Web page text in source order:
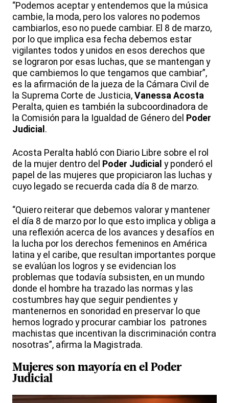
“Podemos aceptar y entendemos que la música
cambie, la moda, pero los valores no podemos
cambiarlos, eso no puede cambiar. El 8 de marzo,
por lo que implica esa fecha debemos estar
vigilantes todos y unidos en esos derechos que
se lograron por esas luchas, que se mantengan y
que cambiemos lo que tengamos que cambiar”,
es la afirmación de la jueza de la Cámara Civil de
la Suprema Corte de Justicia, Vanessa Acosta
Peralta, quien es también la subcoordinadora de
la Comisión para la Igualdad de Género del Poder
Judicial .
Acosta Peralta habló con Diario Libre sobre el rol
de la mujer dentro del Poder Judicial y ponderó el
papel de las mujeres que propiciaron las luchas y
cuyo legado se recuerda cada día 8 de marzo.
“Quiero reiterar que debemos valorar y mantener
el día 8 de marzo por lo que esto implica y obliga a
una reflexión acerca de los avances y desafíos en
la lucha por los derechos femeninos en América
latina y el caribe, que resultan importantes porque
se evalúan los logros y se evidencian los
problemas que todavía subsisten, en un mundo
donde el hombre ha trazado las normas y las
costumbres hay que seguir pendientes y
mantenernos en sonoridad en preservar lo que
hemos logrado y procurar cambiar los patrones
machistas que incentivan la discriminación contra
nosotras”, afirma la Magistrada.
Mujeres son mayoría en el Poder
Judicial